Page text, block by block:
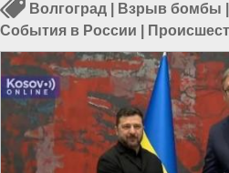
Волгоград Взрыв бомбы
События в России
области|Происшествия в
Волгограде